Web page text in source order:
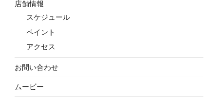
店舗情報
スケジュール
ペイント
アクセス
お問い合わせ
ムービー